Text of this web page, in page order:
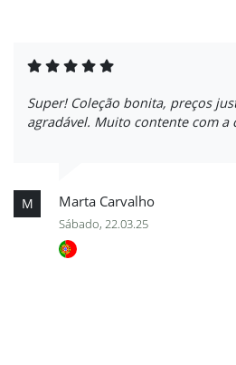
Super! Coleção bonita, preços
agradável. Muito contente com a
M Marta Carvalho
Sábado, 22.03.25